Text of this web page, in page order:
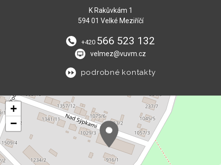
K Rakůvkám 1
594 01 Velké Meziříčí
+420 566 523 132
velmez@vuvm.cz
podrobné kontakty
+
−